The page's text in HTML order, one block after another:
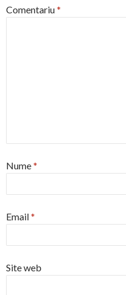
Comentariu*
Nume*
Email*
Site web